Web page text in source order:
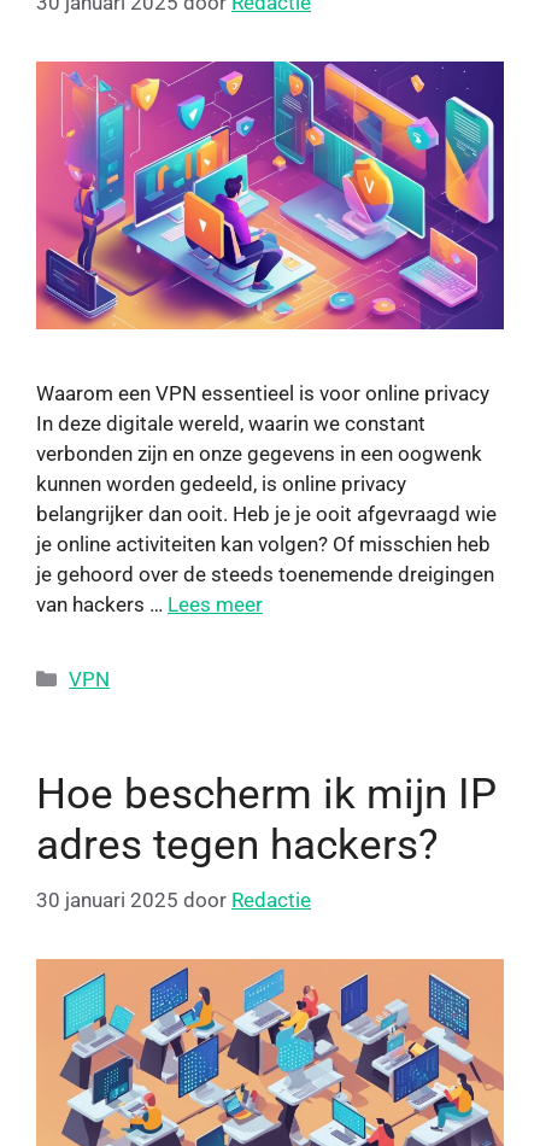
Waarom een VPN essentieel is voor online privacy
In deze digitale wereld, waarin we constant
verbonden zijn en onze gegevens in een oogwenk
kunnen worden gedeeld, is online privacy
belangrijker dan ooit. Heb je je ooit afgevraagd wie
je online activiteiten kan volgen? Of misschien heb
je gehoord over de steeds toenemende dreigingen
van hackers … Lees meer
VPN
Hoe bescherm ik mijn IP
adres tegen hackers?
30 januari 2025 door Redactie